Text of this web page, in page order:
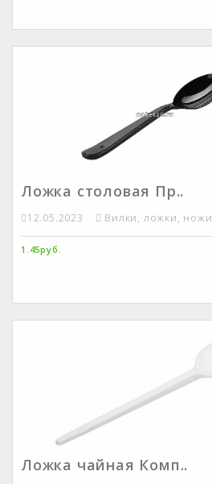
Ложка столовая Пр..
12.05.2023 Вилки, ложки, ножи
1.45руб.
Ложка чайная Комп..